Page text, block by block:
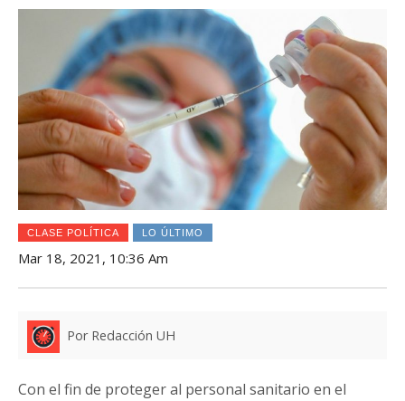
CLASE POLÍTICA LO ÚLTIMO
Mar 18, 2021, 10:36 Am
Por Redacción UH
Con el fin de proteger al personal sanitario en el